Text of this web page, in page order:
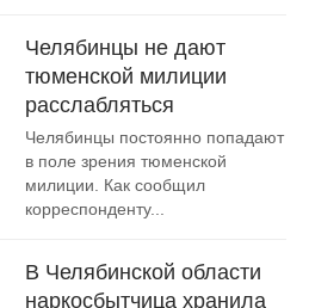
Челябинцы не дают
тюменской милиции
расслабляться
Челябинцы постоянно попадают
в поле зрения тюменской
милиции. Как сообщил
корреспонденту...
В Челябинской области
наркосбытчица хранила